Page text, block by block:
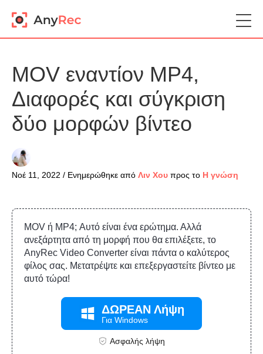
MOV εναντίον MP4,
Διαφορές και σύγκριση
δύο μορφών βίντεο
Νοέ 11, 2022 / Ενημερώθηκε από Λιν Χου προς το Η γνώση
MOV ή MP4; Αυτό είναι ένα ερώτημα. Αλλά
ανεξάρτητα από τη μορφή που θα επιλέξετε, το
AnyRec Video Converter είναι πάντα ο καλύτερος
φίλος σας. Μετατρέψτε και επεξεργαστείτε βίντεο με
αυτό τώρα!
ΔΩΡΕΑΝ Λήψη
Για Windows
Ασφαλής λήψη